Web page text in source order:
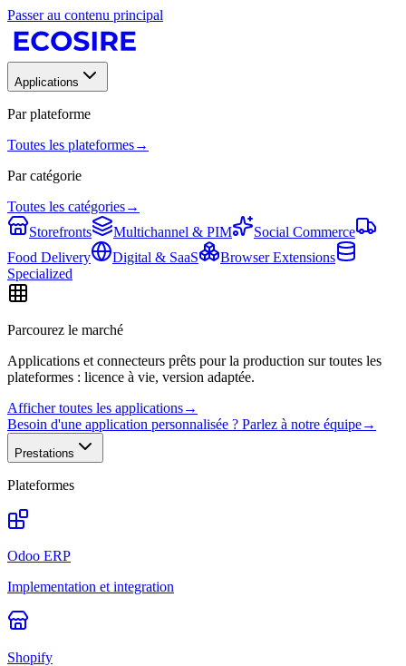
Passer au contenu principal
Applications
Par plateforme
Toutes les plateformes→
Par catégorie
Toutes les catégories→
Storefronts
Multichannel & PIM
Social Commerce
Food Delivery
Digital & SaaS
Browser Extensions
Specialized
Parcourez le marché
Applications et connecteurs prêts pour la production sur toutes les
plateformes : licence à vie, version adaptée.
Afficher toutes les applications→
Besoin d'une application personnalisée ? Parlez à notre équipe→
Prestations
Plateformes
Odoo ERP
Implementation et integration
Shopify